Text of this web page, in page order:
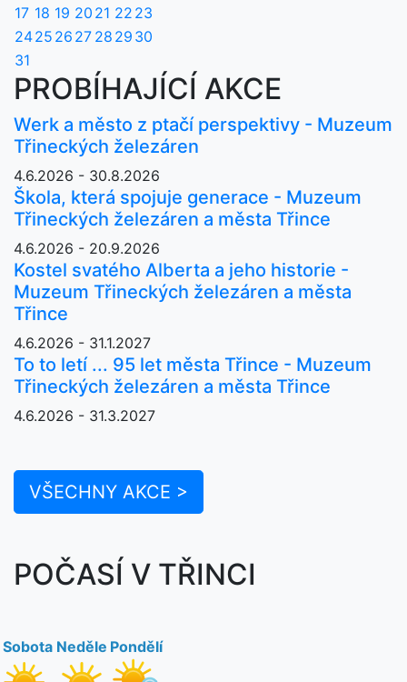
17 18 19 20 21 22 23
2425 26 27 28 29 30
31
PROBÍHAJÍCÍ AKCE
Werk a město z ptačí perspektivy - Muzeum
Třineckých železáren
4.6.2026 - 30.8.2026
Škola, která spojuje generace - Muzeum
Třineckých železáren a města Třince
4.6.2026 - 20.9.2026
Kostel svatého Alberta a jeho historie -
Muzeum Třineckých železáren a města
Třince
4.6.2026 - 31.1.2027
To to letí ... 95 let města Třince - Muzeum
Třineckých železáren a města Třince
4.6.2026 - 31.3.2027
VŠECHNY AKCE >
POČASÍ V TŘINCI
Sobota Neděle Pondělí